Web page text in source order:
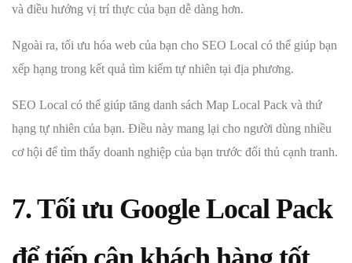
và điều hướng vị trí thực của bạn dễ dàng hơn.
Ngoài ra, tối ưu hóa web của bạn cho SEO Local có thể giúp bạn
xếp hạng trong kết quả tìm kiếm tự nhiên tại địa phương.
SEO Local có thể giúp tăng danh sách Map Local Pack và thứ
hạng tự nhiên của bạn. Điều này mang lại cho người dùng nhiều
cơ hội để tìm thấy doanh nghiệp của bạn trước đối thủ cạnh tranh.
7. Tối ưu Google Local Pack